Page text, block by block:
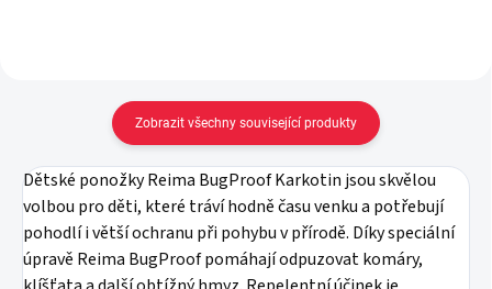
Zobrazit všechny související produkty
Dětské ponožky Reima BugProof Karkotin jsou skvělou
volbou pro děti, které tráví hodně času venku a potřebují
pohodlí i větší ochranu při pohybu v přírodě. Díky speciální
úpravě Reima BugProof pomáhají odpuzovat komáry,